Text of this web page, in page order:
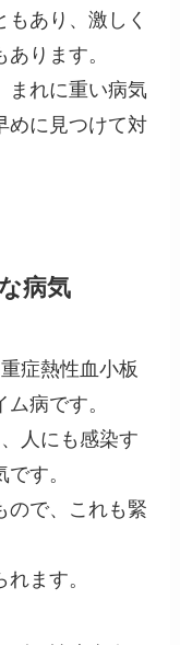
あり、激しく
ります。
まれに重い病気
めに見つけて対
病気
症熱性血小板
病です。
人にも感染す
す。
ので、これも緊
ます。